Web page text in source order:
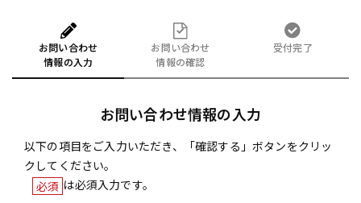
お問い合わせ
情報の入力
お問い合わせ
情報の確認
受付完了
お問い合わせ情報の入力
以下の項目をご入力いただき、「確認する」ボタンをクリッ
クしてください。
必須 は必須入力です。